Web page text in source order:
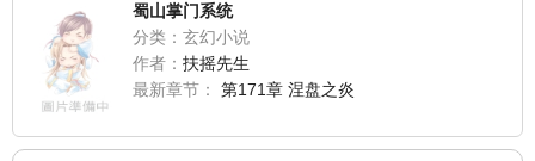
蜀山掌门系统
分类：玄幻小说
作者： 扶摇先生
最新章节：
第171章 涅盘之炎